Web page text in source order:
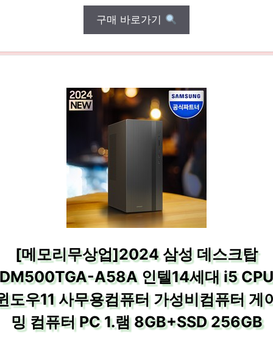
구매 바로가기
[메모리무상업]2024 삼성 데스크탑
DM500TGA-A58A 인텔14세대 i5 CPU
도우11 사무용컴퓨터 가성비컴퓨터 게
밍 컴퓨터 PC 1.램 8GB+SSD 256GB